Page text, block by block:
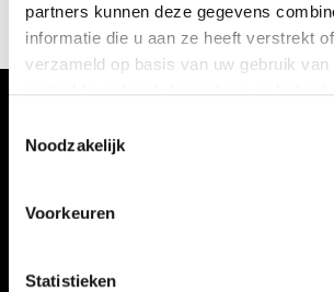
partners kunnen deze gegevens
informatie die u aan ze heeft verstrekt
verzameld op basis van uw gebruik
Noodzakelijk
Voorkeuren
Statistieken
VERHALEN
KALENDER
THEMA’S